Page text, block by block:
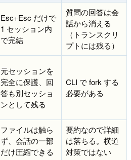
Esc+Esc だけで
1 セッション内
で完結
質問の回答は会
話から消える
（トランスクリ
プトには残る）
元セッションを
完全に保護、回
答も別セッショ
ンとして残る
CLI で fork する
必要がある
ファイルは触ら
ず、会話の一部
だけ圧縮できる
要約なので詳細
は落ちる。横道
対策ではない